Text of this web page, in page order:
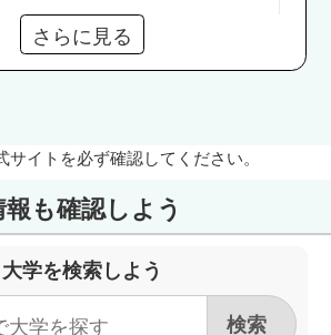
育の修学支援新制度、入学特待生制
金、明治薬科大学奨学金、めざせ明
さらに見る
イトを必ず確認してください。
も確認しよう
大学を検索しよう